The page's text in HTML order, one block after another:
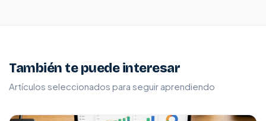
También te puede interesar
Artículos seleccionados para seguir aprendiendo